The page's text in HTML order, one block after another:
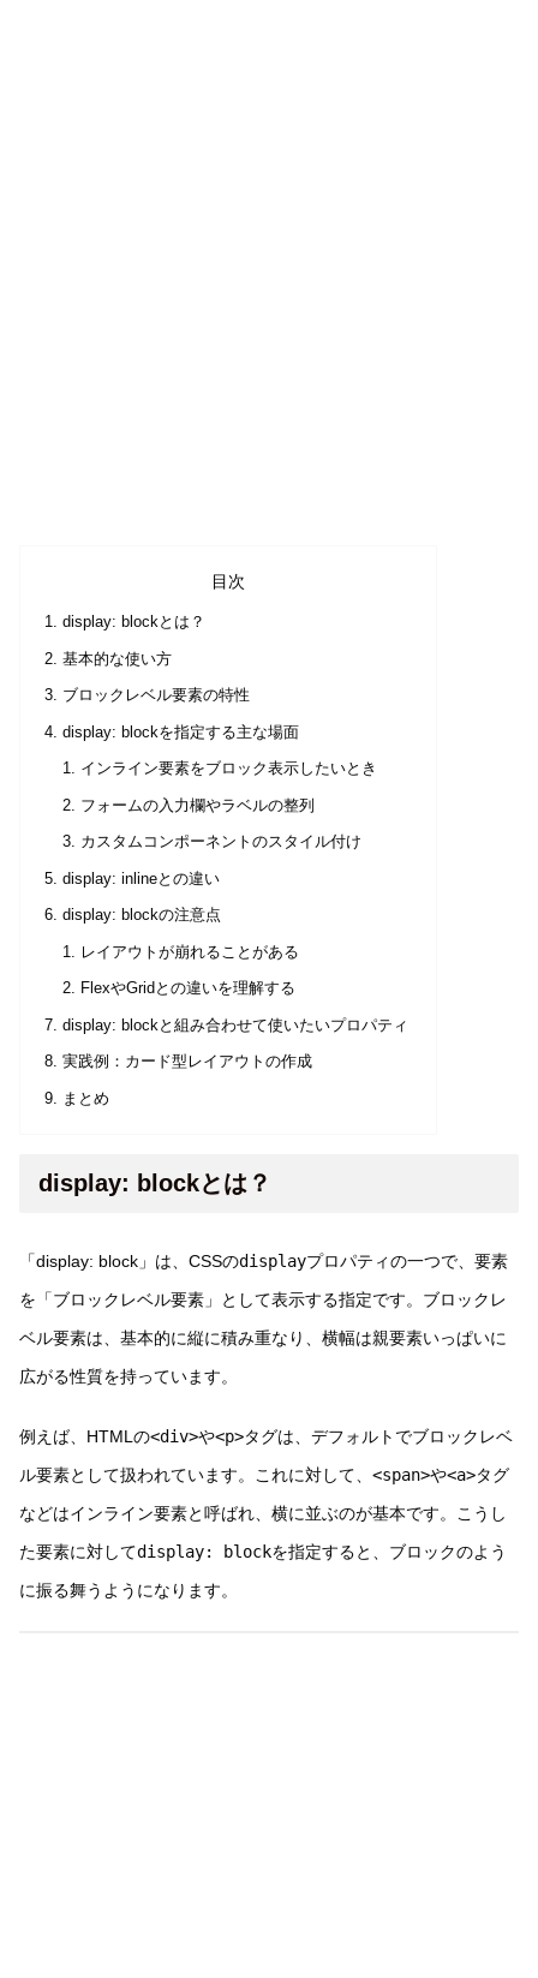
目次
display: blockとは？
基本的な使い方
ブロックレベル要素の特性
display: blockを指定する主な場面
インライン要素をブロック表示したいとき
フォームの入力欄やラベルの整列
カスタムコンポーネントのスタイル付け
display: inlineとの違い
display: blockの注意点
レイアウトが崩れることがある
FlexやGridとの違いを理解する
display: blockと組み合わせて使いたいプロパティ
実践例：カード型レイアウトの作成
まとめ
display: blockとは？
「display: block」は、CSSのdisplayプロパティの一つで、要素
を「ブロックレベル要素」として表示する指定です。ブロックレ
ベル要素は、基本的に縦に積み重なり、横幅は親要素いっぱいに
広がる性質を持っています。
例えば、HTMLの<div>や<p>タグは、デフォルトでブロックレベ
ル要素として扱われています。これに対して、 <span>や<a>タグ
などはインライン要素と呼ばれ、横に並ぶのが基本です。こうし
た要素に対してdisplay: blockを指定すると、ブロックのよう
に振る舞うようになります。